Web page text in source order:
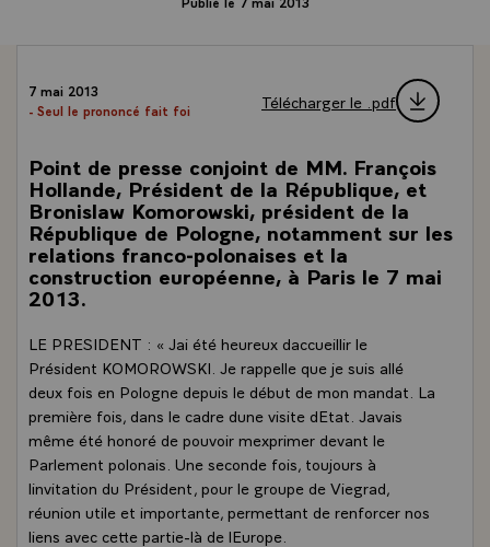
7 mai 2013
- Seul le prononcé fait foi
Télécharger le .pdf
Point de presse conjoint de MM. François
Hollande, Président de la République, et
Bronislaw Komorowski, président de la
République de Pologne, notamment sur les
relations franco-polonaises et la
construction européenne, à Paris le 7 mai
2013.
LE PRESIDENT : « Jai été heureux daccueillir le
Président KOMOROWSKI. Je rappelle que je suis allé
deux fois en Pologne depuis le début de mon mandat. La
première fois, dans le cadre dune visite dEtat. Javais
même été honoré de pouvoir mexprimer devant le
Parlement polonais. Une seconde fois, toujours à
linvitation du Président, pour le groupe de Viegrad,
réunion utile et importante, permettant de renforcer nos
liens avec cette partie-là de lEurope.